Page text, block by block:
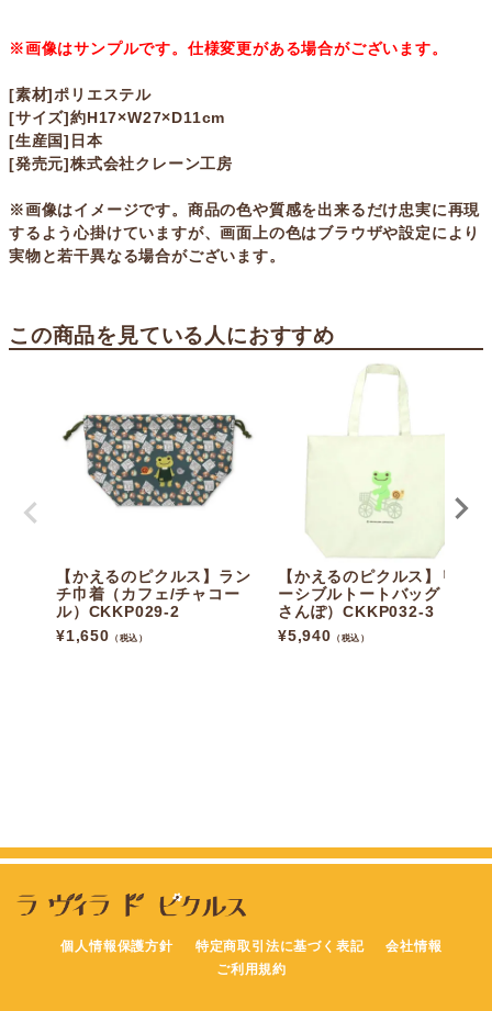
※画像はサンプルです。仕様変更がある場合がございます。
[素材]ポリエステル
[サイズ]約H17×W27×D11cm
[生産国]日本
[発売元]株式会社クレーン工房
※画像はイメージです。商品の色や質感を出来るだけ忠実に再現
するよう心掛けていますが、画面上の色はブラウザや設定により
実物と若干異なる場合がございます。
この商品を見ている人におすすめ
【かえるのピクルス】ラン
チ巾着（カフェ/チャコー
ル）CKKP029-2
¥1,650 （税込）
【かえるのピクルス】リバ
ーシブルトートバッグ（街
さんぽ）CKKP032-3
¥5,940 （税込）
個人情報保護方針 特定商取引法に基づく表記
会社情報
ご利用規約